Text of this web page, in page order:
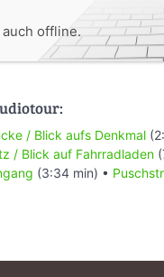
offline.
/ Blick aufs Denkmal
/ Blick auf Fahrradladen
(3:34 min) •